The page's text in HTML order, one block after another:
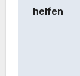
helfen